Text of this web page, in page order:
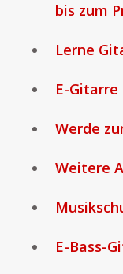
bis zum
Lerne
E-Gitarre
Werde
Weitere
E-Bass-